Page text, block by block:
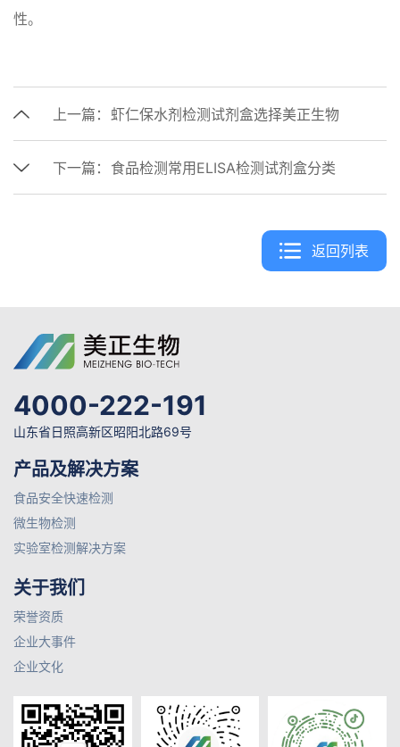
性‌。
上一篇： 虾仁保水剂检测试剂盒选择美正生物
下一篇： 食品检测常用ELISA检测试剂盒分类
返回列表
4000-222-191
山东省日照高新区昭阳北路69号
产品及解决方案
食品安全快速检测
微生物检测
实验室检测解决方案
关于我们
荣誉资质
企业大事件
企业文化